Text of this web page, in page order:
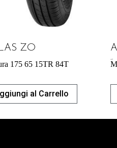
ZO
175 65 15TR 84T
al Carrello